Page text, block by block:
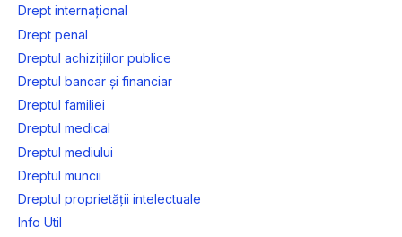
Drept internațional
Drept penal
Dreptul achizițiilor publice
Dreptul bancar și financiar
Dreptul familiei
Dreptul medical
Dreptul mediului
Dreptul muncii
Dreptul proprietății intelectuale
Info Util